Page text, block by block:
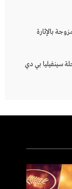
بالإثارة
27 من مجلة سينفيليا بي دي